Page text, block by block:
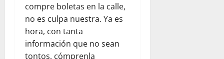
compre boletas en la calle,
no es culpa nuestra. Ya es
hora, con tanta
información que no sean
tontos, cómprenla